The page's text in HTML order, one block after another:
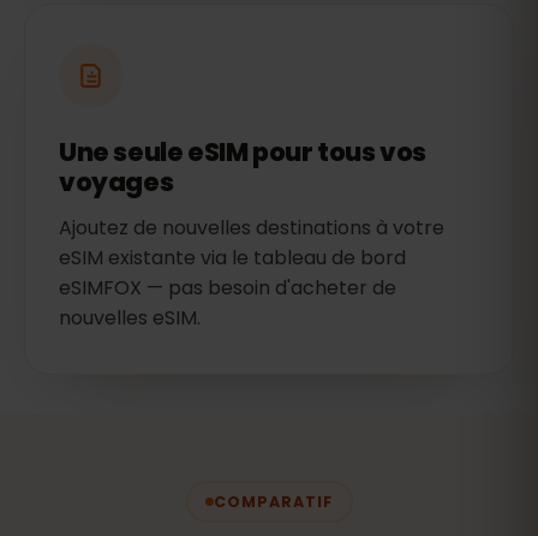
Une seule eSIM pour tous vos
voyages
Ajoutez de nouvelles destinations à votre
eSIM existante via le tableau de bord
eSIMFOX — pas besoin d'acheter de
nouvelles eSIM.
COMPARATIF